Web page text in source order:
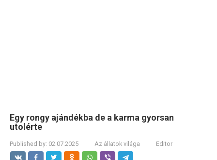
Egy rongy ajándékba de a karma gyorsan
utolérte
Published by: 02.07.2025 Az állatok világa Editor